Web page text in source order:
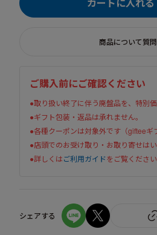
商品について質
ご購入前にご確認ください
●取り扱い終了に伴う廃盤品を、特別価
●ギフト包装・返品は承れません。
●各種クーポンは対象外です（gifteeギ
●店頭でのお受け取り・お取り寄せはい
●詳しくはご利用ガイドをご覧ください
シェアする